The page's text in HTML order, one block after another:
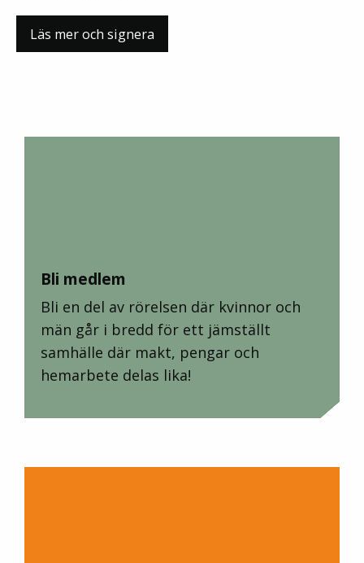
Läs mer och signera
Bli medlem
Bli en del av rörelsen där kvinnor och
män går i bredd för ett jämställt
samhälle där makt, pengar och
hemarbete delas lika!